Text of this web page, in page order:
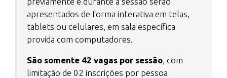
apresentados de forma interativa em telas,
tablets ou celulares, em sala específica
provida com computadores.
São somente 42 vagas por sessão, com
limitação de 02 inscrições por pessoa